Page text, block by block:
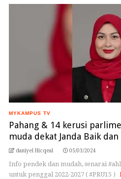
MYKAMPUS TV
Pahang & 14 kerusi
muda dekat Janda Baik
daniyel Hicqeal 05/03/2024
Info pendek dan mudah, senarai
untuk penggal 2022-2027 ( #PRU15 )